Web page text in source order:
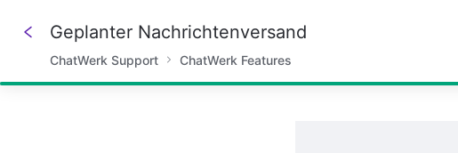
100%
Geplanter Nachrichtenversand
ChatWerk Support ChatWerk Features